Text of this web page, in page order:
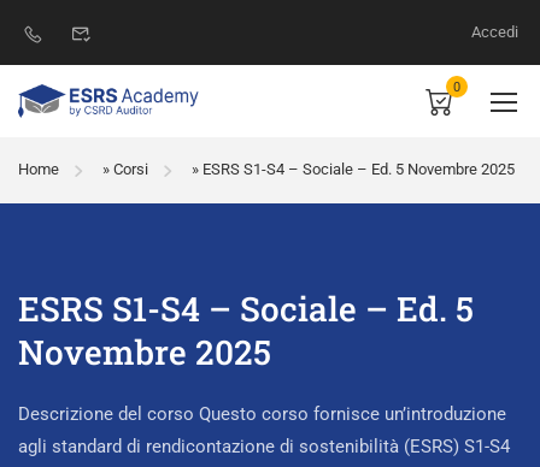
Accedi
0
Home » Corsi » ESRS S1-S4 – Sociale – Ed. 5 Novembre 2025
ESRS S1-S4 – Sociale – Ed. 5
Novembre 2025
Descrizione del corso Questo corso fornisce un’introduzione
agli standard di rendicontazione di sostenibilità (ESRS) S1-S4